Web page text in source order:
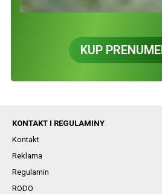
KUP
KONTAKT I REGULAMINY
Kontakt
Reklama
Regulamin
RODO